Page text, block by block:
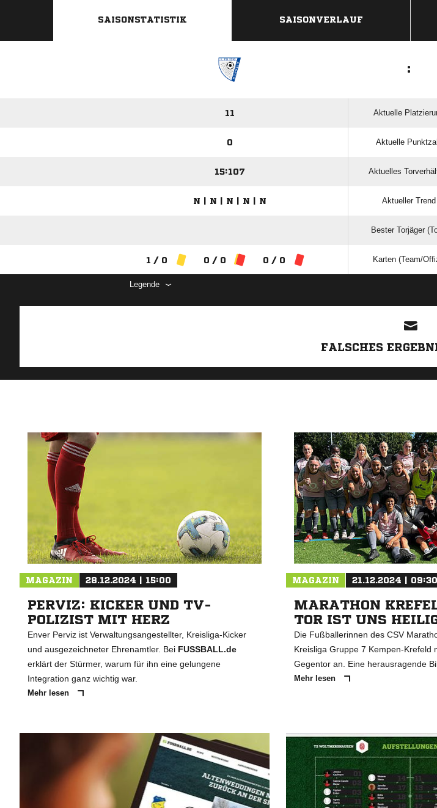
SAISONSTATISTIK SAISONVERLAUF
:
11 Aktuelle
0 Aktuelle
15:107 Aktuelles
N | N | N | N | N Aktueller Trend
Bester Torjäger
1 / 0 0 / 0 0 / 0 Karten (Team/
Legende
FALSCHES
MAGAZIN 28.12.2024 | 15:00
PERVIZ: KICKER UND TV-
POLIZIST MIT HERZ
Enver Perviz ist Verwaltungsangestellter, Kreisliga-Kicker
und ausgezeichneter Ehrenamtler. Bei FUSSBALL.de
erklärt der Stürmer, warum für ihn eine gelungene
Integration ganz wichtig war.
Mehr lesen
MAGAZIN 21.12.2024 | 09:30
MARATHON
TOR IST UNS
Die Fußballerinnen des CSV
Kreisliga Gruppe 7 Kempen-Krefeld
Gegentor an. Eine herausragende
Mehr lesen